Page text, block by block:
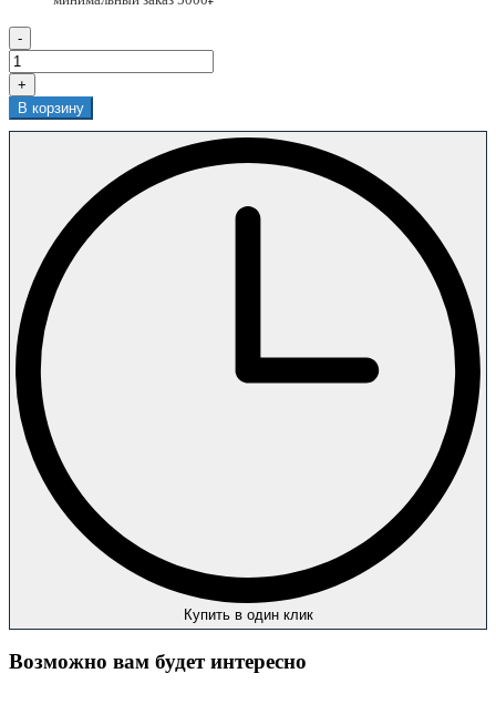
-
+
В корзину
Купить в один клик
Возможно вам будет интересно